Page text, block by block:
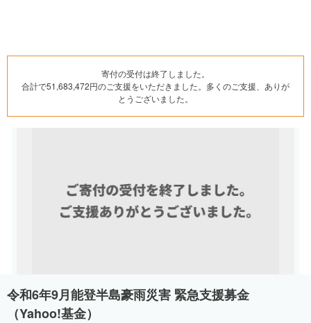
寄付の受付は終了しました。
合計で51,683,472円のご支援をいただきました。多くのご支援、ありが
とうございました。
令和6年9月能登半島豪雨災害 緊急支援募金
（Yahoo!基金）